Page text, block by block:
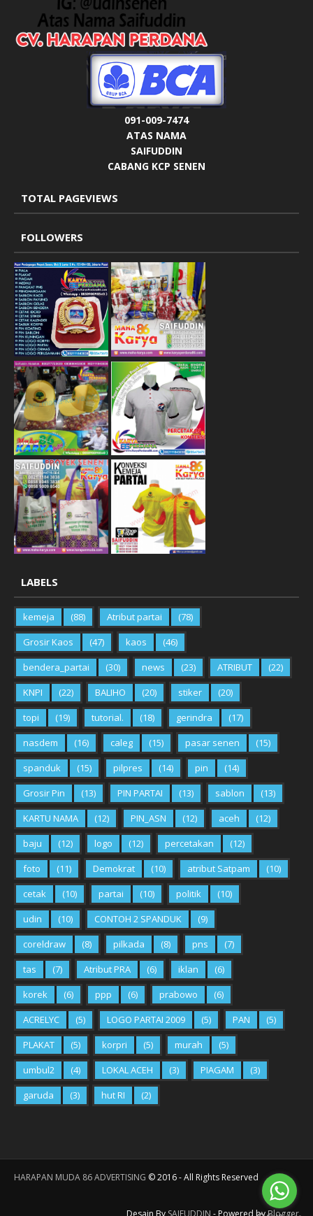
091-009-7474
ATAS NAMA
SAIFUDDIN
CABANG KCP SENEN
TOTAL PAGEVIEWS
FOLLOWERS
LABELS
kemeja (88) Atribut partai
(78)
Grosir Kaos
(47) kaos
(46)
bendera_partai
(30) news (23) ATRIBUT
(22)
KNPI
(22) BALIHO (20) stiker
(20)
topi
(19) tutorial. (18) gerindra
(17)
nasdem
(16) caleg (15) pasar senen
(15)
spanduk
(15) pilpres (14) pin
(14)
Grosir Pin
(13) PIN PARTAI (13) sablon
(13)
KARTU NAMA
(12) PIN_ASN (12) aceh
(12)
baju
(12) logo (12) percetakan
(12)
foto
(11) Demokrat (10) atribut Satpam
(10)
cetak
(10) partai (10) politik
(10)
udin
(10) CONTOH 2 SPANDUK
(9)
coreldraw
(8) pilkada (8) pns
(7)
tas
(7) Atribut PRA (6) iklan
(6)
korek
(6) ppp (6) prabowo
(6)
ACRELYC
(5) LOGO PARTAI 2009 (5) PAN
(5)
PLAKAT
(5) korpri (5) murah
(5)
umbul2
(4) LOKAL ACEH (3) PIAGAM
(3)
garuda
(3) hut RI (2)
HARAPAN MUDA 86 ADVERTISING ©2016- All Rights Reserved